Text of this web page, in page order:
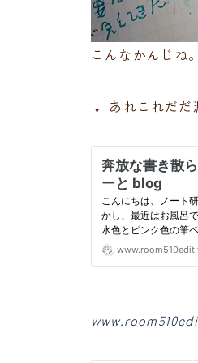
こんなかんじね
↓ あれこれだだ